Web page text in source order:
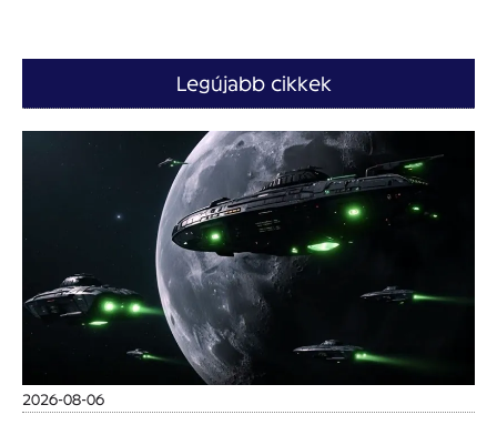
Legújabb cikkek
2026-08-06